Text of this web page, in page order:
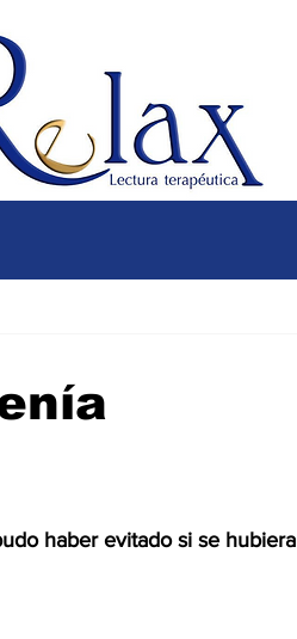
haber evitado si se hubiera